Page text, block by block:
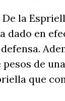
la
dado en
de
que